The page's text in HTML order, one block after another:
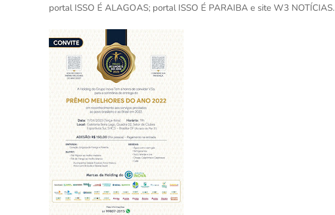
portal ISSO É ALAGOAS; portal ISSO É PARAIBA e site W3 NOTÍCIAS.